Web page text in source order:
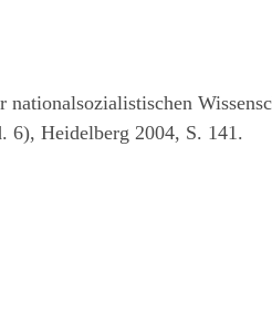
6), Heidelberg 2004, S. 141.